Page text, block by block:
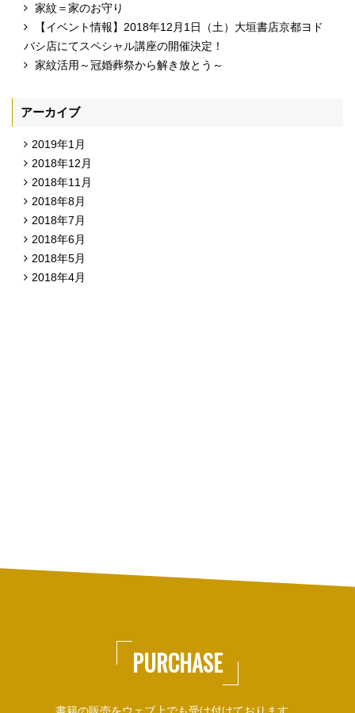
家紋＝家のお守り
【イベント情報】2018年12月1日（土）大垣書店京都ヨド
バシ店にてスペシャル講座の開催決定！
家紋活用～冠婚葬祭から解き放とう～
アーカイブ
2019年1月
2018年12月
2018年11月
2018年8月
2018年7月
2018年6月
2018年5月
2018年4月
PURCHASE